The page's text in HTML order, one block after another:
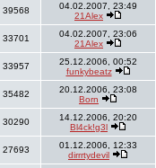
39568
04.02.2007, 23:49
21Alex
33701
04.02.2007, 23:06
21Alex
33957
25.12.2006, 00:52
funkybeatz
35482
20.12.2006, 23:08
Born
30290
14.12.2006, 20:20
Bl4ck!g3l
27693
01.12.2006, 12:33
dirrrtydevil